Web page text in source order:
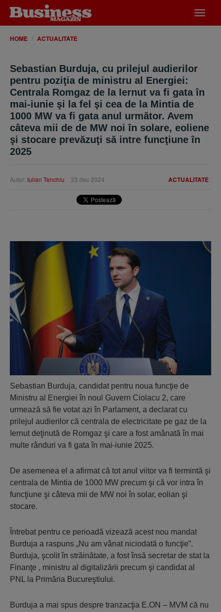
meniu
HOME ACTUALITATE
Sebastian Burduja, cu prilejul audierilor
pentru poziţia de ministru al Energiei:
Centrala Romgaz de la Iernut va fi gata în
mai-iunie şi la fel şi cea de la Mintia de
1000 MW va fi gata anul următor. Avem
câteva mii de de MW noi în solare, eoliene
şi stocare prevăzuţi să intre funcţiune în
2025
ACTUALITATE
Autor: Iulian Tenchiu 23 dec 2024
Sebastian Burduja, candidat pentru noua funcţie de
Ministru al Energiei în noul Guvern Ciolacu 2, care
urmează să fie votat azi în Parlament, a declarat cu
prilejul audierilor că centrala de electricitate pe gaz de la
Iernut deţinută de Romgaz şi care a fost amânată în mai
multe rânduri va fi gata în mai-iunie 2025.
De asemenea el a afirmat că tot anul viitor va fi termintă şi
centrala de Mintia de 1000 MW precum şi că vor intra în
funcţiune şi câteva mii de MW noi în solar, eolian şi
stocare.
Întrebat pentru ce perioadă vizează acest nou mandat
Burduja a raspuns „Nu am vânat niciodată o funcţie”.
Burduja, şcolit în străinătate, a fost însă secretar de stat la
Finanţe , ministru al digitalizării precum şi candidat al
PNL la Primăria Bucureştiului.
Burduja a mai spus despre tranzacţia E.ON – MVM că nu